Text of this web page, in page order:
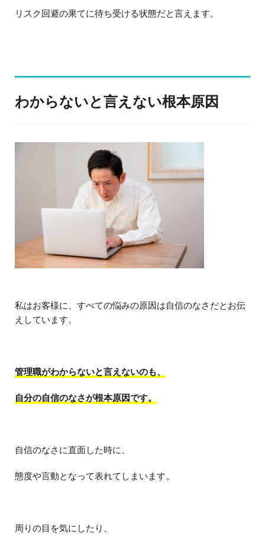
リスク回避の果てに待ち受ける状態だと言えます。
わからないと言えない根本原因
私はお客様に、すべての悩みの原因は自信のなさだとお伝
えしています。
管理職がわからないと言えないのも、
自分の自信のなさが根本原因です。
自信のなさに直面した時に、
態度や言動となって表れてしまいます。
周りの目を気にしたり、